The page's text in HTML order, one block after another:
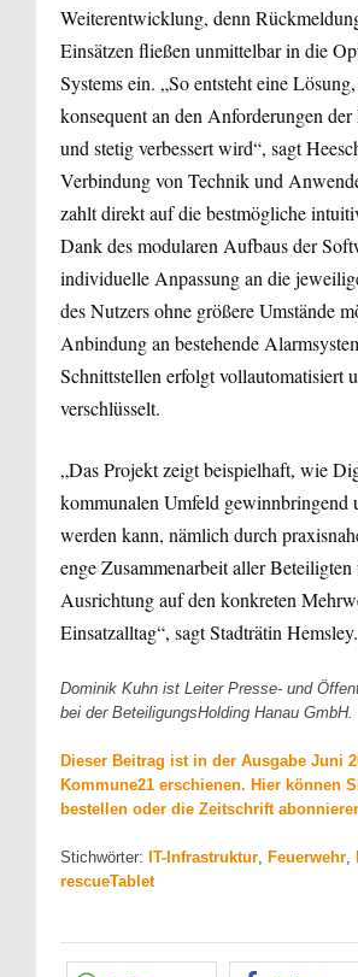
Weiterentwicklung, denn
Einsätzen fließen unmittelbar in die
Systems ein. „So entsteht eine
konsequent an den Anforderungen
und stetig verbessert wird“, sagt
Verbindung von Technik und
zahlt direkt auf die bestmögliche
Dank des modularen Aufbaus der
individuelle Anpassung an die
des Nutzers ohne größere Umstände
Anbindung an bestehende
Schnittstellen erfolgt vollautomatisiert
verschlüsselt.
„Das Projekt zeigt beispielhaft, wie
kommunalen Umfeld gewinnbringend
werden kann, nämlich durch
enge Zusammenarbeit aller
Ausrichtung auf den konkreten
Einsatzalltag“, sagt Stadträtin Hemsley.
Dominik Kuhn ist Leiter Presse- und
bei der BeteiligungsHolding Hanau GmbH.
Dieser Beitrag ist in der Ausgabe Juni
Kommune21 erschienen. Hier können
bestellen oder die Zeitschrift
Stichwörter: IT-Infrastruktur, Feuerwehr,
rescueTablet